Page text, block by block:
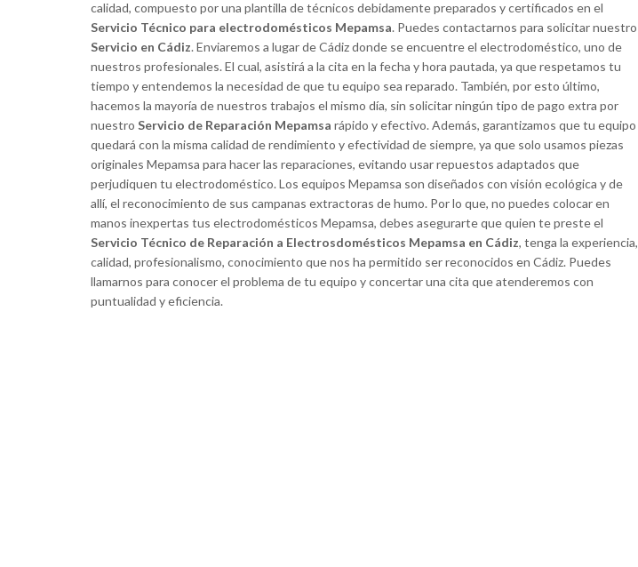
calidad, compuesto por una plantilla de técnicos debidamente preparados y certificados en el
Servicio Técnico para electrodomésticos Mepamsa. Puedes contactarnos para solicitar nuestro
Servicio en Cádiz. Enviaremos a lugar de Cádiz donde se encuentre el electrodoméstico, uno de
nuestros profesionales. El cual, asistirá a la cita en la fecha y hora pautada, ya que respetamos tu
tiempo y entendemos la necesidad de que tu equipo sea reparado. También, por esto último,
hacemos la mayoría de nuestros trabajos el mismo día, sin solicitar ningún tipo de pago extra por
nuestro Servicio de Reparación Mepamsa rápido y efectivo. Además, garantizamos que tu equipo
quedará con la misma calidad de rendimiento y efectividad de siempre, ya que solo usamos piezas
originales Mepamsa para hacer las reparaciones, evitando usar repuestos adaptados que
perjudiquen tu electrodoméstico. Los equipos Mepamsa son diseñados con visión ecológica y de
allí, el reconocimiento de sus campanas extractoras de humo. Por lo que, no puedes colocar en
manos inexpertas tus electrodomésticos Mepamsa, debes asegurarte que quien te preste el
Servicio Técnico de Reparación a Electrosdomésticos Mepamsa en Cádiz, tenga la experiencia,
calidad, profesionalismo, conocimiento que nos ha permitido ser reconocidos en Cádiz. Puedes
llamarnos para conocer el problema de tu equipo y concertar una cita que atenderemos con
puntualidad y eficiencia.